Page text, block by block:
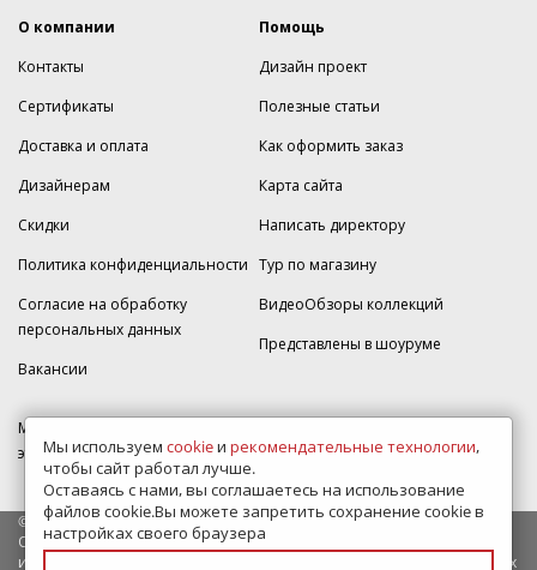
О компании
Контакты
Сертификаты
Доставка и оплата
Дизайнерам
Скидки
Политика конфиденциальности
Согласие на обработку
персональных данных
Вакансии
Помощь
Дизайн проект
Полезные статьи
Как оформить заказ
Карта сайта
Написать директору
Тур по магазину
ВидеоОбзоры коллекций
Представлены в шоуруме
МКАД 2км внешняя сторона, д. 2, ТРЦ "Шоколад" (РИО) Реутов, -1
этаж, магазин Плитка-SDVK.
© 2009—2026 г. Все права защищены
Обращаем Ваше внимание на то, что данный интернет-сайт носит
исключительно информационный характер и ни при каких условиях
Мы используем cookieи рекомендательные технологии,
чтобы сайт работал лучше.
Оставаясь с нами, вы соглашаетесь на использование
файлов cookie.Вы можете запретить сохранение cookie в
настройках своего браузера